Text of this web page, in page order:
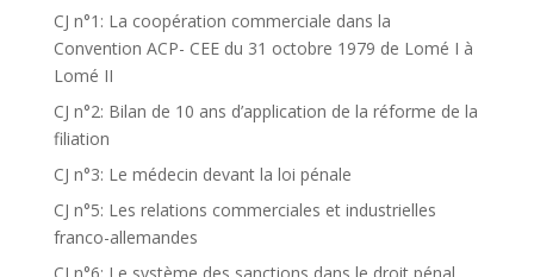
CJ n°1: La coopération commerciale dans la
Convention ACP- CEE du 31 octobre 1979 de Lomé I à
Lomé II
CJ n°2: Bilan de 10 ans d’application de la réforme de la
filiation
CJ n°3: Le médecin devant la loi pénale
CJ n°5: Les relations commerciales et industrielles
franco-allemandes